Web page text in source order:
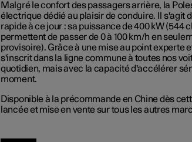
Malgré le confort des passagers arrière, la
électrique dédié au plaisir de conduire. Il s'agit
rapide à ce jour : sa puissance de 400 kW (544
permettent de passer de 0 à 100 km/h en
provisoire). Grâce à une mise au point experte
s'inscrit dans la ligne commune à toutes nos
quotidien, mais avec la capacité d'accélérer
moment.
Disponible à la précommande en Chine dès
lancée et mise en vente sur tous les autres